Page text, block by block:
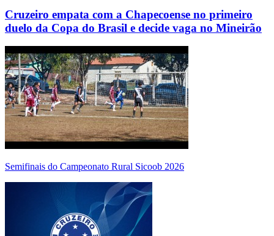
Cruzeiro empata com a Chapecoense no primeiro
duelo da Copa do Brasil e decide vaga no Mineirão
Semifinais do Campeonato Rural Sicoob 2026